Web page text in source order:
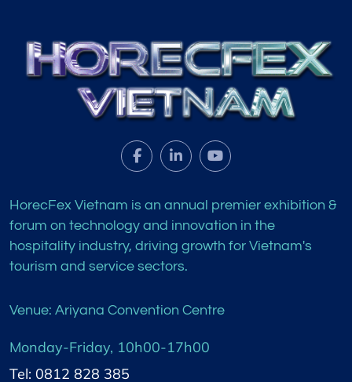
HorecFex Vietnam is an annual premier exhibition &
forum on technology and innovation in the
hospitality industry, driving growth for Vietnam's
tourism and service sectors.
Venue: Ariyana Convention Centre
Monday-Friday, 10h00-17h00
Tel: 0812 828 385